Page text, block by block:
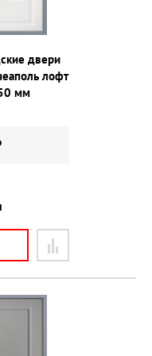
двери
лофт
мм